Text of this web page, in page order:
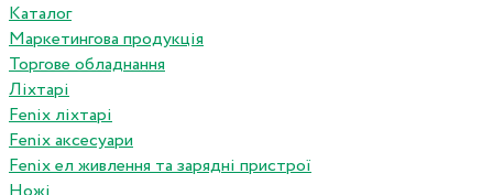
Каталог
Маркетингова продукція
Торгове обладнання
Ліхтарі
Fenix ліхтарі
Fenix аксесуари
Fenix ел живлення та зарядні пристрої